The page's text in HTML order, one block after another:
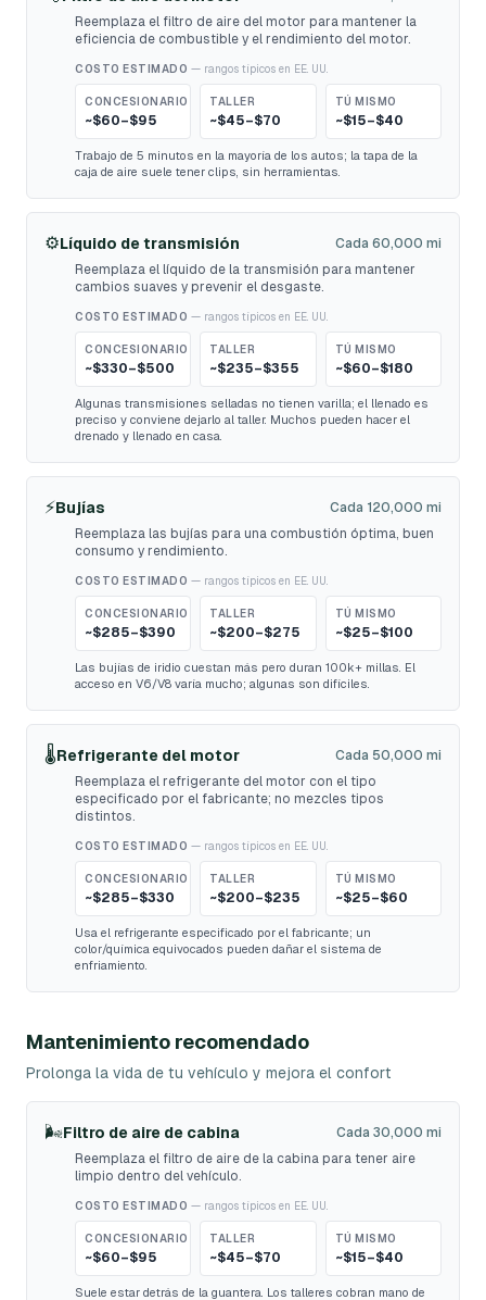
Reemplaza el filtro de aire del motor para mantener la
eficiencia de combustible y el rendimiento del motor.
COSTO ESTIMADO — rangos típicos en EE. UU.
CONCESIONARIO
~$60–$95
TALLER
~$45–$70
TÚ MISMO
~$15–$40
Trabajo de 5 minutos en la mayoría de los autos; la tapa de la
caja de aire suele tener clips, sin herramientas.
⚙️Líquido de transmisión
Cada 60,000 mi
Reemplaza el líquido de la transmisión para mantener
cambios suaves y prevenir el desgaste.
COSTO ESTIMADO — rangos típicos en EE. UU.
CONCESIONARIO
~$330–$500
TALLER
~$235–$355
TÚ MISMO
~$60–$180
Algunas transmisiones selladas no tienen varilla; el llenado es
preciso y conviene dejarlo al taller. Muchos pueden hacer el
drenado y llenado en casa.
⚡Bujías
Cada 120,000 mi
Reemplaza las bujías para una combustión óptima, buen
consumo y rendimiento.
COSTO ESTIMADO — rangos típicos en EE. UU.
CONCESIONARIO
~$285–$390
TALLER
~$200–$275
TÚ MISMO
~$25–$100
Las bujías de iridio cuestan más pero duran 100k+ millas. El
acceso en V6/V8 varía mucho; algunas son difíciles.
🌡️Refrigerante del motor
Cada 50,000 mi
Reemplaza el refrigerante del motor con el tipo
especificado por el fabricante; no mezcles tipos
distintos.
COSTO ESTIMADO — rangos típicos en EE. UU.
CONCESIONARIO
~$285–$330
TALLER
~$200–$235
TÚ MISMO
~$25–$60
Usa el refrigerante especificado por el fabricante; un
color/química equivocados pueden dañar el sistema de
enfriamiento.
Mantenimiento recomendado
Prolonga la vida de tu vehículo y mejora el confort
🌬️Filtro de aire de cabina
Cada 30,000 mi
Reemplaza el filtro de aire de la cabina para tener aire
limpio dentro del vehículo.
COSTO ESTIMADO — rangos típicos en EE. UU.
CONCESIONARIO
~$60–$95
TALLER
~$45–$70
TÚ MISMO
~$15–$40
Suele estar detrás de la guantera. Los talleres cobran mano de